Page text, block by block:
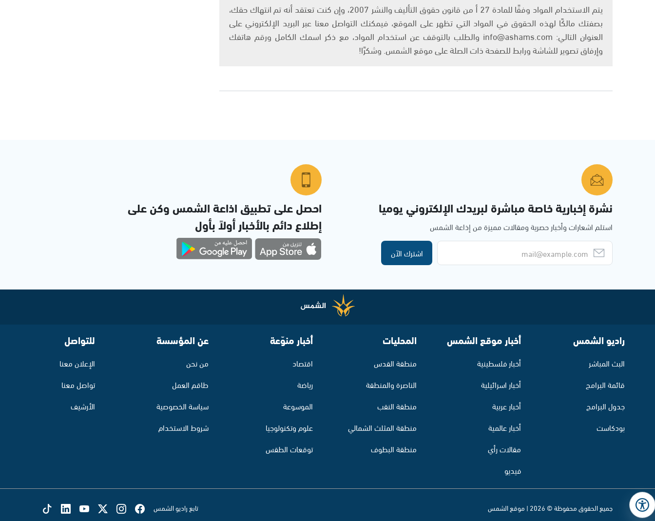
يتم الاستخدام المواد وفقًا للمادة 27 أ من قانون حقوق التأليف والنشر 2007، وإن كنت تعتقد أنه تم انتهاك حقك،
بصفتك مالكًا لهذه الحقوق في المواد التي تظهر على الموقع، فيمكنك التواصل معنا عبر البريد الإلكتروني على
العنوان التالي: info@ashams.com والطلب بالتوقف عن استخدام المواد، مع ذكر اسمك الكامل ورقم هاتفك
وإرفاق تصوير للشاشة ورابط للصفحة ذات الصلة على موقع الشمس. وشكرًا!
نشرة إخبارية خاصة مباشرة لبريدك الإلكتروني يوميا
استلم اشعارات وأخبار حصرية ومقالات مميزة من إذاعة الشمس
اشترك الآن
احصل على تطبيق اذاعة الشمس وكن على
إطلاع دائم بالأخبار أولاً بأول
راديو الشمس
البث المباشر
قائمة البرامج
جدول البرامج
بودكاست
أخبار موقع الشمس
أخبار فلسطينية
أخبار اسرائيلية
أخبار عربية
أخبار عالمية
مقالات رأي
فيديو
المحليات
منطقة القدس
الناصرة والمنطقة
منطقة النقب
منطقة المثلث الشمالي
منطقة البطوف
أخبار منوّعة
اقتصاد
رياضة
الموسوعة
علوم وتكنولوجيا
توقعات الطقس
عن المؤسسة
من نحن
طاقم العمل
سياسة الخصوصية
شروط الاستخدام
للتواصل
الإعلان معنا
تواصل معنا
الأرشيف
جميع الحقوق محفوظة © 2026 | موقع الشمس تابع راديو الشمس